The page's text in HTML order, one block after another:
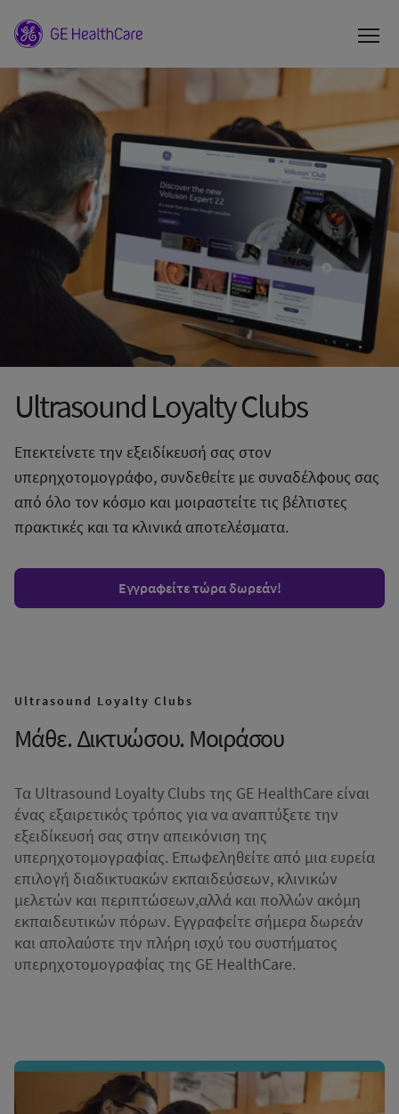
Ultrasound Loyalty Clubs
Επεκτείνετε την εξειδίκευσή σας στον
υπερηχοτομογράφο, συνδεθείτε με συναδέλφους σας
από όλο τον κόσμο και μοιραστείτε τις βέλτιστες
πρακτικές και τα κλινικά αποτελέσματα.
Εγγραφείτε τώρα δωρεάν!
Ultrasound Loyalty Clubs
Μάθε. Δικτυώσου. Μοιράσου
Τα Ultrasound Loyalty Clubs της GE HealthCare είναι
ένας εξαιρετικός τρόπος για να αναπτύξετε την
εξειδίκευσή σας στην απεικόνιση της
υπερηχοτομογραφίας. Επωφεληθείτε από μια ευρεία
επιλογή διαδικτυακών εκπαιδεύσεων, κλινικών
μελετών και περιπτώσεων,αλλά και πολλών ακόμη
εκπαιδευτικών πόρων. Εγγραφείτε σήμερα δωρεάν
και απολαύστε την πλήρη ισχύ του συστήματος
υπερηχοτομογραφίας της GE HealthCare.